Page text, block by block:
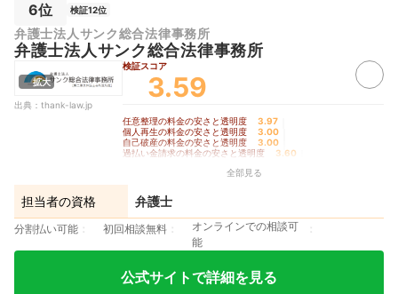
6位 検証12位
弁護士法人サンク総合法律事務所
弁護士法人サンク総合法律事務所
拡大
出典： thank-law.jp
検証スコア
3.59
任意整理の料金の安さと透明度 3.97
個人再生の料金の安さと透明度 3.00
自己破産の料金の安さと透明度 3.00
過払い金請求の料金の安さと透明度 3.60
全部見る
担当者の資格 弁護士
分割払い可能 初回相談無料
オンラインでの相談可
能
公式サイトで詳細を見る